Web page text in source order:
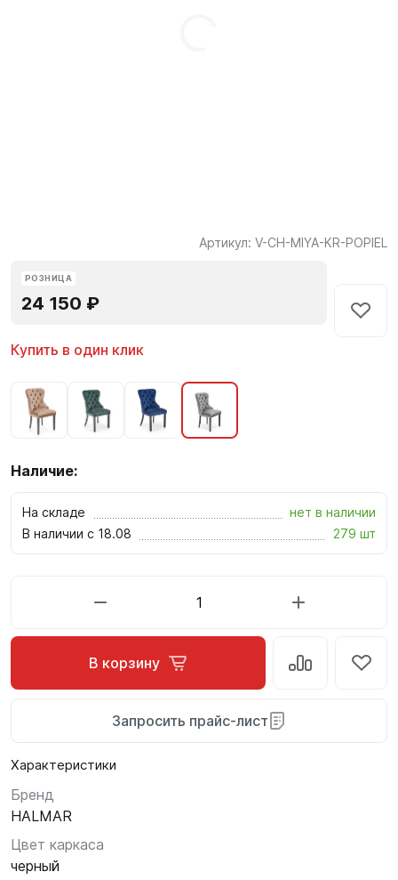
Характеристики
Бренд
HALMAR
Цвет каркаса
черный
Артикул: V-CH-MIYA-KR-POPIEL
РОЗНИЦА
24 150 ₽
Купить в один клик
Наличие:
На складе
нет в наличии
В наличии с 18.08
279 шт
В корзину
Запросить прайс-лист